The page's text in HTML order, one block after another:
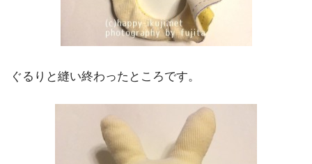
ぐるりと縫い終わったところです。